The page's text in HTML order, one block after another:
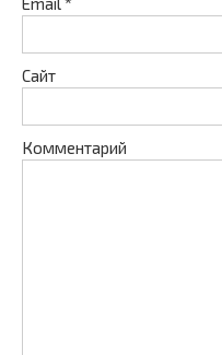
Сайт
Комментарий